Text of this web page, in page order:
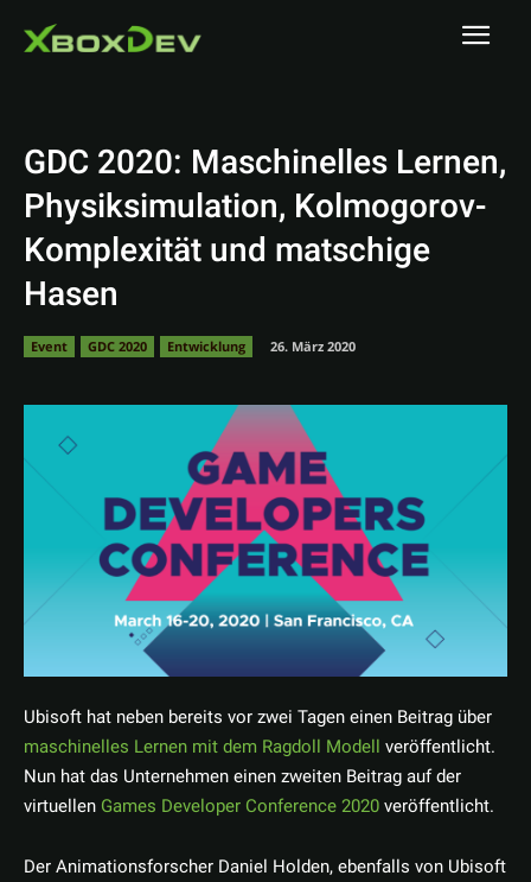
GDC 2020: Maschinelles Lernen,
Physiksimulation, Kolmogorov-
Komplexität und matschige
Hasen
Event GDC 2020 Entwicklung 26. März 2020
Ubisoft hat neben bereits vor zwei Tagen einen Beitrag über
maschinelles Lernen mit dem Ragdoll Modell veröffentlicht.
Nun hat das Unternehmen einen zweiten Beitrag auf der
virtuellen Games Developer Conference 2020veröffentlicht.
Der Animationsforscher Daniel Holden, ebenfalls von Ubisoft